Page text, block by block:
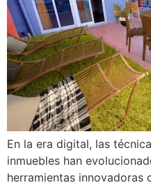
En la era digital, las
inmuebles han
herramientas innovadoras